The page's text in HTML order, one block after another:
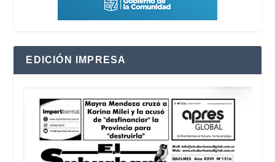
EDICIÓN IMPRESA